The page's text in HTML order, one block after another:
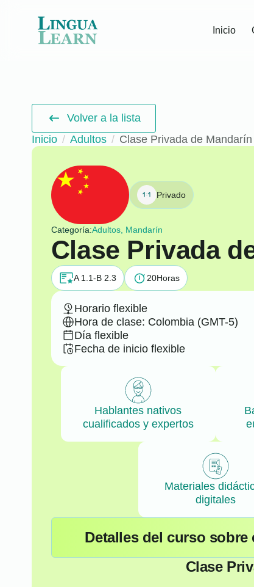
Inicio
Volver a la lista
Inicio
Adultos Clase Privada de
Privado
Categoría:Adultos, Mandarín
Clase Privada
A 1.1-B 2.3 20Horas
Horario flexible
Hora de clase: Colombia (GMT-5)
Día flexible
Fecha de inicio flexible
Hablantes nativos
cualificados y expertos
Materiales
digitales
Detalles del curso sobre
Clase